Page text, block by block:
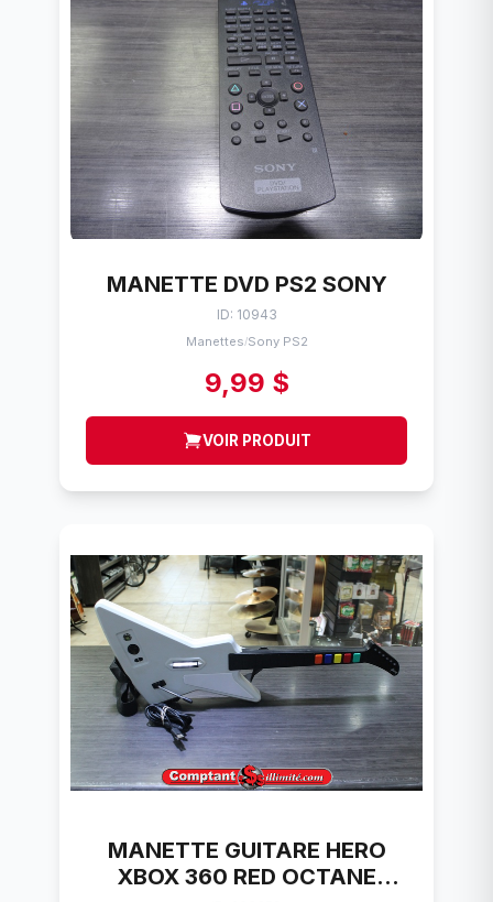
MANETTE DVD PS2 SONY
ID: 10943
Manettes/Sony PS2
9,99 $
VOIR PRODUIT
MANETTE GUITARE HERO
XBOX 360 RED OCTANE